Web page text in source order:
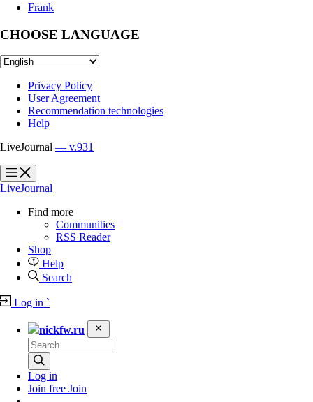
Frank
CHOOSE LANGUAGE
Privacy Policy
User Agreement
Recommendation technologies
Help
LiveJournal — v.931
?
?
LiveJournal
Find more
Communities
RSS Reader
Shop
Help
Search
Log in `
nickfw.ru
Log in
Join free Join